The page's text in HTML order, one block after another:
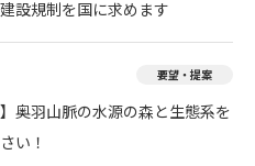
設規制を国に求めます
要望・提案
奥羽山脈の水源の森と生態系を
い！